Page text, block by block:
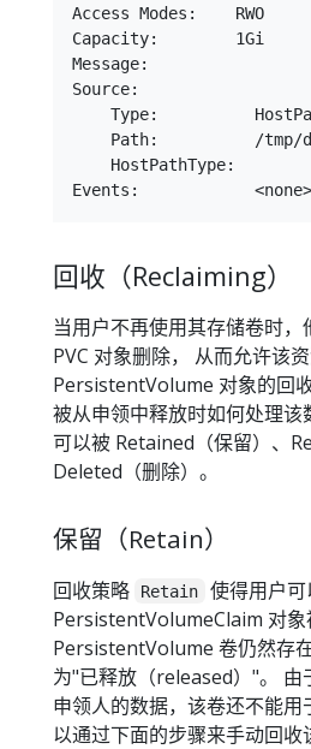
Access Modes:    RWO
Capacity:        1Gi
Message:
Source:
Type:
Path:          /tmp/
    HostPathType:
回收（Reclaiming）
当用户不再使用其存储卷时，
PVC 对象删除， 从而允许该
PersistentVolume 对象的回
被从申领中释放时如何处理
可以被 Retained（保留）、
Deleted（删除）。
保留（Retain）
回收策略 Retain
使得用户
PersistentVolumeClaim 对象
PersistentVolume 卷仍然存
为"已释放（released）"。 由
申领人的数据，该卷还不能
以通过下面的步骤来手动回收